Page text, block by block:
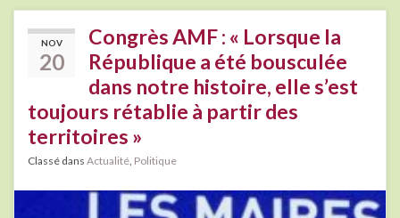
NOV
20
Congrès AMF : « Lorsque la
République a été bousculée
dans notre histoire, elle s’est
toujours rétablie à partir des
territoires »
Classé dans Actualité Politique